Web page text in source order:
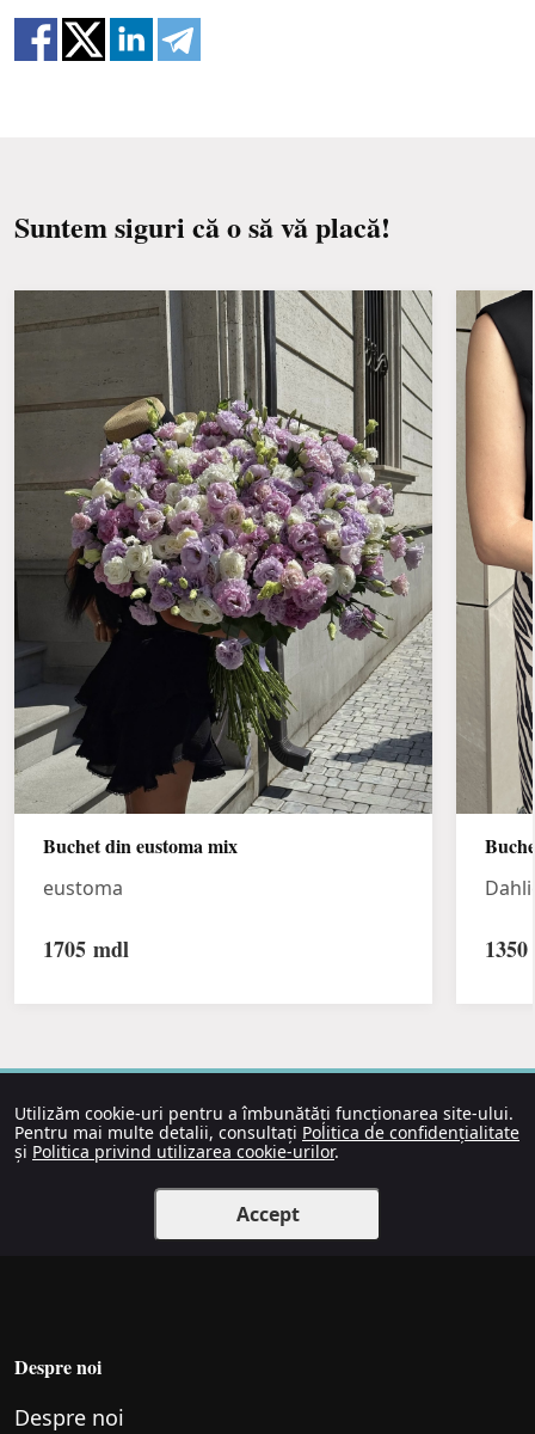
sau la două zile.
Suntem siguri că o să vă placă!
Buchet din eustoma mix
eustoma
1705 mdl 1350
Utilizăm cookie-uri pentru a îmbunătăți funcționarea site-ului.
Pentru mai multe detalii, consultați Politica de confidențialitate
și Politica privind utilizarea cookie-urilor.
Accept
Despre noi
Despre noi